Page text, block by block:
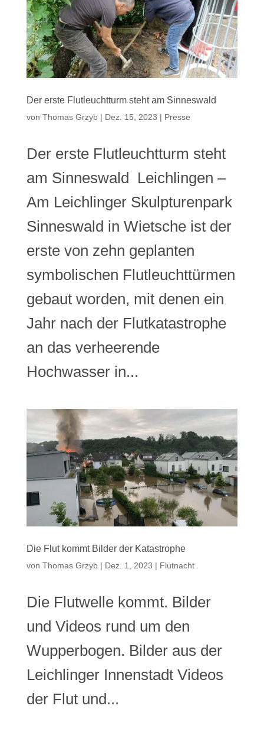
Der erste Flutleuchtturm steht am Sinneswald
von Thomas Grzyb| Dez. 15, 2023 | Presse
Der erste Flutleuchtturm steht
am Sinneswald ​ Leichlingen –
Am Leichlinger Skulpturenpark
Sinneswald in Wietsche ist der
erste von zehn geplanten
symbolischen Flutleuchttürmen
gebaut worden, mit denen ein
Jahr nach der Flutkatastrophe
an das verheerende
Hochwasser in...
Die Flut kommt Bilder der Katastrophe
von Thomas Grzyb| Dez. 1, 2023 | Flutnacht
Die Flutwelle kommt. Bilder
und Videos rund um den
Wupperbogen. Bilder aus der
Leichlinger Innenstadt Videos
der Flut und...